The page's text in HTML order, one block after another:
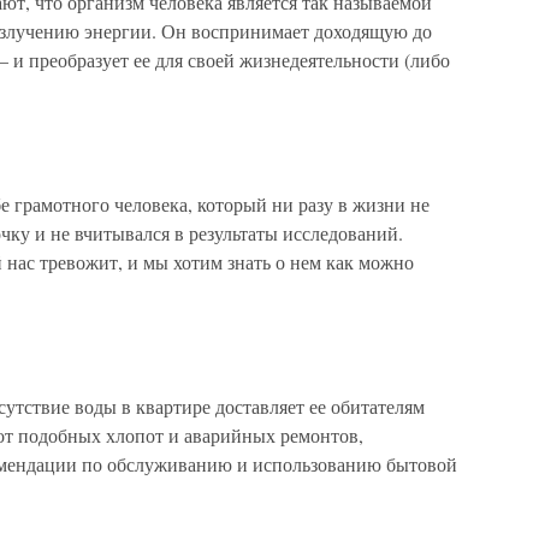
энергии. Он воспринимает доходящую до
преобразует ее для своей жизнедеятельности (либо
грамотного человека, который ни разу в жизни не
и не вчитывался в результаты исследований.
нас тревожит, и мы хотим знать о нем как можно
воды в квартире доставляет ее обитателям
подобных хлопот и аварийных ремонтов,
по обслуживанию и использованию бытовой